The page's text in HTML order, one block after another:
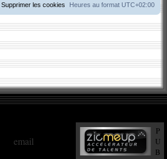
Heures au format UTC+02:00
Supprimer les cookies
email
P
U
B